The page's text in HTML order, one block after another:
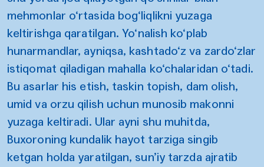
mehmonlar o‘rtasida bog‘liqlikni yuzaga
keltirishga qaratilgan. Yo‘nalish ko‘plab
hunarmandlar, ayniqsa, kashtado‘z va zardo‘zlar
istiqomat qiladigan mahalla ko‘chalaridan o‘tadi.
Bu asarlar his etish, taskin topish, dam olish,
umid va orzu qilish uchun munosib makonni
yuzaga keltiradi. Ular ayni shu muhitda,
Buxoroning kundalik hayot tarziga singib
ketgan holda yaratilgan, sun’iy tarzda ajratib